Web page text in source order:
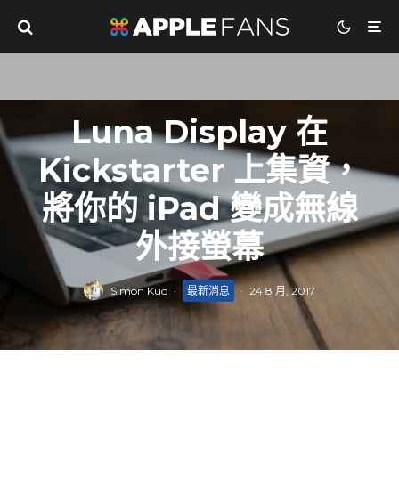
Luna Display 在
Kickstarter 上集資，
將你的 iPad 變成無線
外接螢幕
Simon Kuo · 最新消息 · 24 8 月, 2017